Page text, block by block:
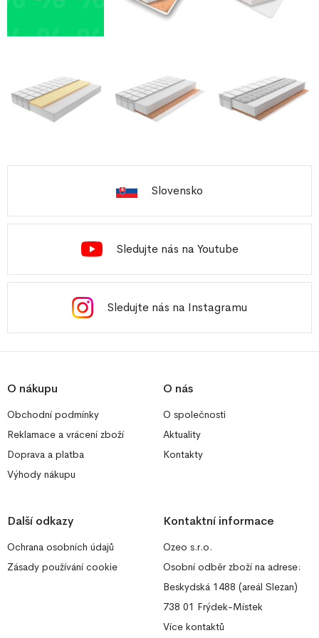
Slovensko
Sledujte nás na Youtube
Sledujte nás na Instagramu
O nákupu
Obchodní podmínky
Reklamace a vrácení zboží
Doprava a platba
Výhody nákupu
O nás
O společnosti
Aktuality
Kontakty
Další odkazy
Ochrana osobních údajů
Zásady používání cookie
Kontaktní informace
Ozeo s.r.o.
Osobní odběr zboží na adrese:
Beskydská 1488 (areál Slezan)
738 01 Frýdek-Místek
Více kontaktů